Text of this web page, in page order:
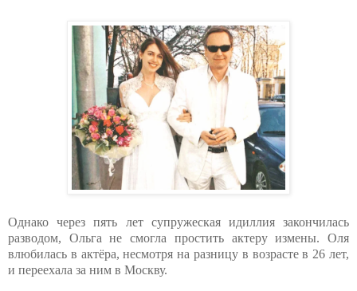
Однако через пять лет супружеская идиллия закончилась
разводом, Ольга не смогла простить актеру измены. Оля
влюбилась в актёра, несмотря на разницу в возрасте в 26 лет,
и переехала за ним в Москву.